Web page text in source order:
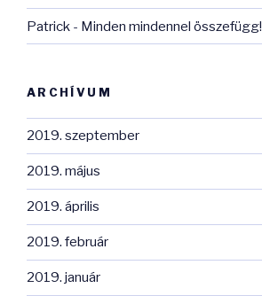
Patrick - Minden mindennel összefügg!
ARCHÍVUM
2019. szeptember
2019. május
2019. április
2019. február
2019. január